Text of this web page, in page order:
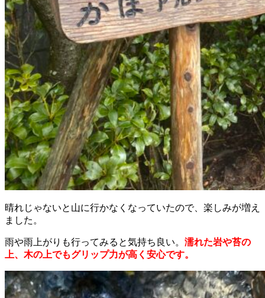
晴れじゃないと山に行かなくなっていたので、楽しみが増え
ました。
雨や雨上がりも行ってみると気持ち良い。 濡れた岩や苔の
上、木の上でもグリップ力が高く安心です。